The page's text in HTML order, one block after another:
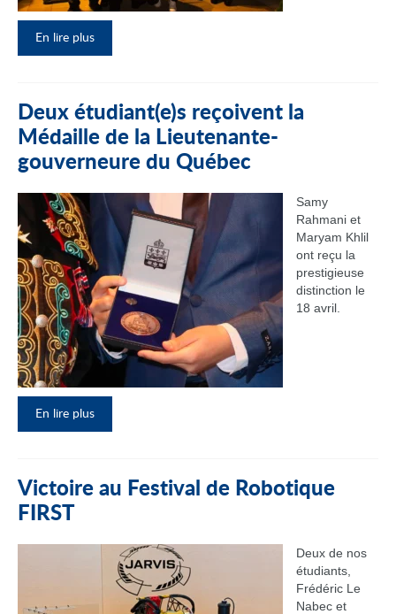
En lire plus
Deux étudiant(e)s reçoivent la
Médaille de la Lieutenante-
gouverneure du Québec
Samy
Rahmani et
Maryam Khlil
ont reçu la
prestigieuse
distinction le
18 avril.
En lire plus
Victoire au Festival de Robotique
FIRST
Deux de nos
étudiants,
Frédéric Le
Nabec et